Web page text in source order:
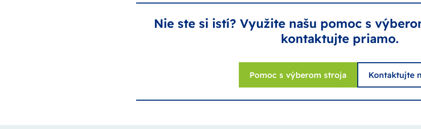
Nie ste si istí? Využite našu pomoc s
kontaktujte priamo.
Pomoc s výberom stroja Kontaktujte